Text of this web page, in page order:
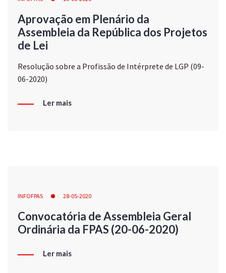
Aprovação em Plenário da
Assembleia da República dos Projetos
de Lei
Resolução sobre a Profissão de Intérprete de LGP (09-
06-2020)
Ler mais
INFOFPAS 28-05-2020
Convocatória de Assembleia Geral
Ordinária da FPAS (20-06-2020)
Ler mais